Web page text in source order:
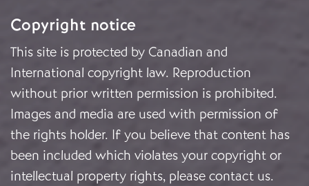
Copyright notice
This site is protected by Canadian and
International copyright law. Reproduction
without prior written permission is prohibited.
Images and media are used with permission of
the rights holder. If you believe that content has
been included which violates your copyright or
intellectual property rights, please contact us.